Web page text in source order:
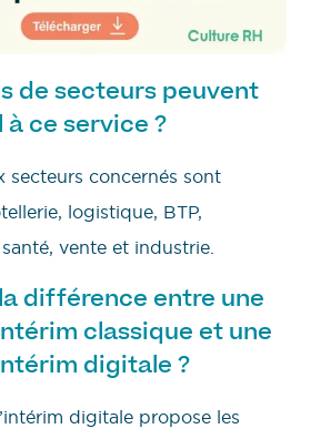
de secteurs peuvent
ce service ?
secteurs concernés sont
logistique, BTP,
vente et industrie.
différence entre une
classique et une
digitale ?
digitale propose les